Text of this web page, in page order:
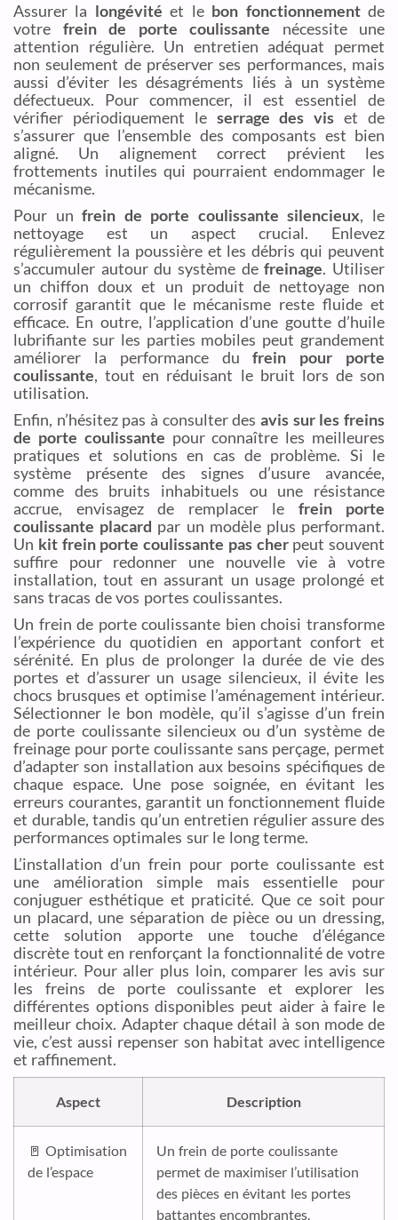
Assurer la longévité et le bon fonctionnementde
votre frein de porte coulissante nécessite une
attention régulière. Un entretien adéquat permet
non seulement de préserver ses performances, mais
aussi d’éviter les désagréments liés à un système
défectueux. Pour commencer, il est essentiel de
vérifier périodiquement le serrage des vis et de
s’assurer que l’ensemble des composants est bien
aligné. Un alignement correct prévient les
frottements inutiles qui pourraient endommager le
mécanisme.
Pour unfrein de porte coulissante silencieux, le
nettoyage est un aspect crucial. Enlevez
régulièrement la poussière et les débris qui peuvent
s’accumuler autour du système defreinage. Utiliser
un chiffon doux et un produit de nettoyage non
corrosif garantit que le mécanisme reste fluide et
efficace. En outre, l’application d’une goutte d’huile
lubrifiante sur les parties mobiles peut grandement
améliorer la performance dufrein pour porte
coulissante, tout en réduisant le bruit lors de son
utilisation.
Enfin, n’hésitez pas à consulter des avis sur les freins
de porte coulissante pour connaître les meilleures
pratiques et solutions en cas de problème. Si le
système présente des signes d’usure avancée,
comme des bruits inhabituels ou une résistance
accrue, envisagez de remplacer le frein porte
coulissante placard par un modèle plus performant.
Un kit frein porte coulissante pas cherpeut souvent
suffire pour redonner une nouvelle vie à votre
installation, tout en assurant un usage prolongé et
sans tracas de vos portes coulissantes.
Un frein de porte coulissante bien choisi transforme
l’expérience du quotidien en apportant confort et
sérénité. En plus de prolonger la durée de vie des
portes et d’assurer un usage silencieux, il évite les
chocs brusques et optimise l’aménagement intérieur.
Sélectionner le bon modèle, qu’il s’agisse d’un frein
de porte coulissante silencieux ou d’un système de
freinage pour porte coulissante sans perçage, permet
d’adapter son installation aux besoins spécifiques de
chaque espace. Une pose soignée, en évitant les
erreurs courantes, garantit un fonctionnement fluide
et durable, tandis qu’un entretien régulier assure des
performances optimales sur le long terme.
L’installation d’un frein pour porte coulissante est
une amélioration simple mais essentielle pour
conjuguer esthétique et praticité. Que ce soit pour
un placard, une séparation de pièce ou un dressing,
cette solution apporte une touche d’élégance
discrète tout en renforçant la fonctionnalité de votre
intérieur. Pour aller plus loin, comparer les avis sur
les freins de porte coulissante et explorer les
différentes options disponibles peut aider à faire le
meilleur choix. Adapter chaque détail à son mode de
vie, c’est aussi repenser son habitat avec intelligence
et raffinement.
Aspect Description
🚪 Optimisation
de l’espace
Un frein de porte coulissante
permet de maximiser l’utilisation
des pièces en évitant les portes
battantes encombrantes.